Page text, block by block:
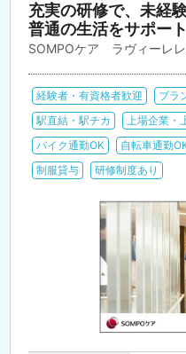
充実の研修で、未経
普通の生活をサポー
SOMPOケア ラヴィーレ
経験者・有資格者歓迎 ブラ
駅直結・駅チカ
上場企業・
バイク通勤OK
自転車通勤
制服貸与
研修制度あり